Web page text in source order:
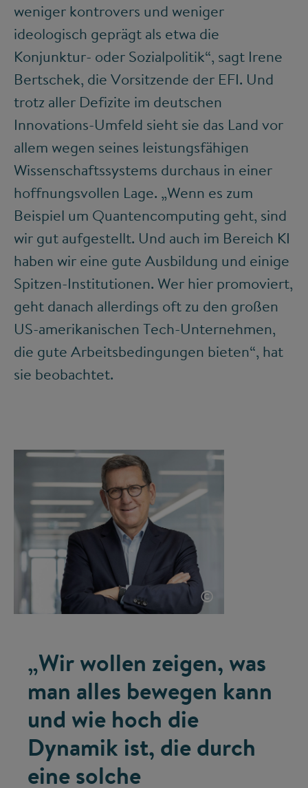
weniger kontrovers und weniger
ideologisch geprägt als etwa die
Konjunktur- oder Sozialpolitik“, sagt Irene
Bertschek, die Vorsitzende der EFI. Und
trotz aller Defizite im deutschen
Innovations-Umfeld sieht sie das Land vor
allem wegen seines leistungsfähigen
Wissenschaftssystems durchaus in einer
hoffnungsvollen Lage. „Wenn es zum
Beispiel um Quantencomputing geht, sind
wir gut aufgestellt. Und auch im Bereich KI
haben wir eine gute Ausbildung und einige
Spitzen-Institutionen. Wer hier promoviert,
geht danach allerdings oft zu den großen
US-amerikanischen Tech-Unternehmen,
die gute Arbeitsbedingungen bieten“, hat
sie beobachtet.
©
„Wir wollen zeigen, was
man alles bewegen kann
und wie hoch die
Dynamik ist, die durch
eine solche